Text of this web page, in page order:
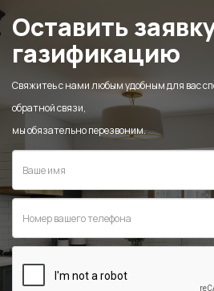
Оставить
газификацию
Свяжитеь с нами любым удобным для вас
обратной связи,
мы обязательно перезвоним.